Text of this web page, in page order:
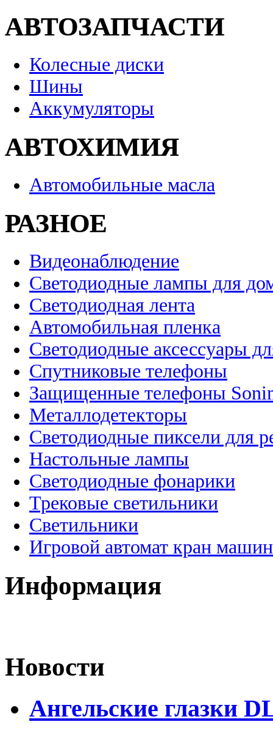
АВТОЗАПЧАСТИ
Колесные диски
Шины
Аккумуляторы
АВТОХИМИЯ
Автомобильные масла
РАЗНОЕ
Видеонаблюдение
Светодиодные лампы для
Светодиодная лента
Автомобильная пленка
Светодиодные аксессуары
Спутниковые телефоны
Защищенные телефоны
Металлодетекторы
Светодиодные пиксели для
Настольные лампы
Светодиодные фонарики
Трековые светильники
Светильники
Игровой автомат кран
Информация
Новости
Ангельские глазки